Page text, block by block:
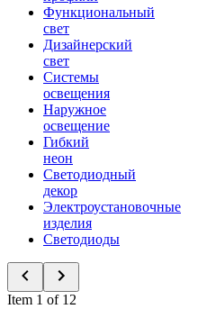
Функциональный
свет
Дизайнерский
свет
Системы
освещения
Наружное
освещение
Гибкий
неон
Светодиодный
декор
Электроустановочные
изделия
Светодиоды
Item 1 of 12